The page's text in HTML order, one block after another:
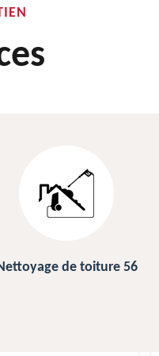
sur ardoise et toiture 56